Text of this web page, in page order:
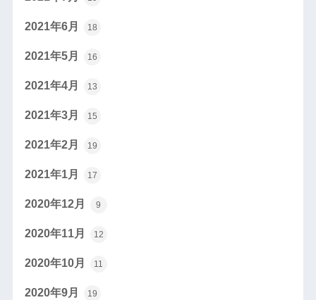
2021年6月 18
2021年5月 16
2021年4月 13
2021年3月 15
2021年2月 19
2021年1月 17
2020年12月 9
2020年11月 12
2020年10月 11
2020年9月 19